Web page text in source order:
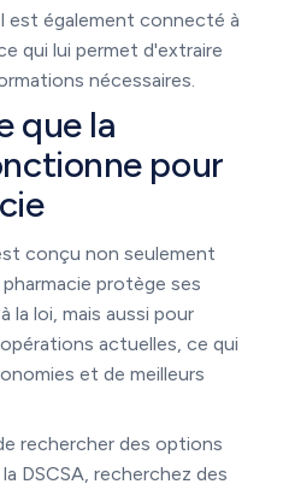
est également connecté à
qui lui permet d'extraire
nécessaires.
que la
pour
conçu non seulement
protège ses
loi, mais aussi pour
actuelles, ce qui
et de meilleurs
rechercher des options
DSCSA, recherchez des